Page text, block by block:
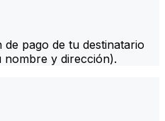
pago de tu destinatario
nombre y dirección).